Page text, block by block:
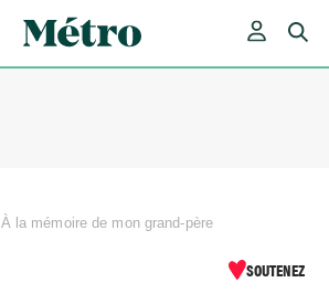
À la mémoire de mon grand-père
SOUTENEZ